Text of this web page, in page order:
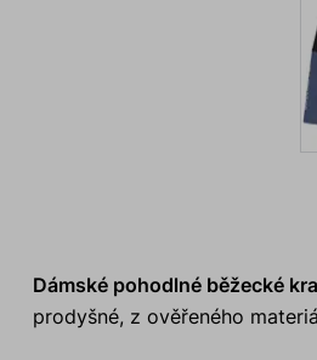
Dámské pohodlné běžecké
prodyšné, z ověřeného